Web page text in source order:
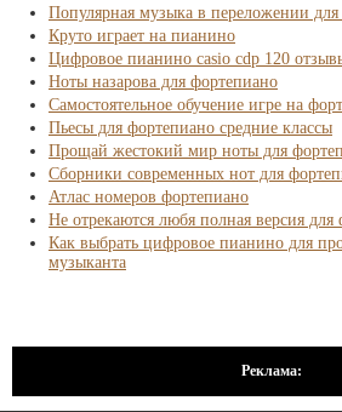
Популярная музыка в переложении
Круто играет на пианино
Цифровое пианино casio cdp 120
Ноты назарова для фортепиано
Самостоятельное обучение игре на
Пьесы для фортепиано средние классы
Прощай жестокий мир ноты для
Сборники современных нот для
Атлас номеров фортепиано
Не отрекаются любя полная версия для
Как выбрать цифровое пианино для
музыканта
Реклама: